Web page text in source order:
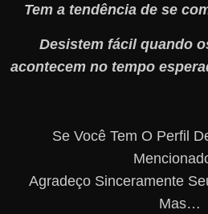
Tem a tendência de se
Desistem fácil quando
acontecem no tempo
Se Você Tem O Perfil
Agradeço Sinceramente
Mas…